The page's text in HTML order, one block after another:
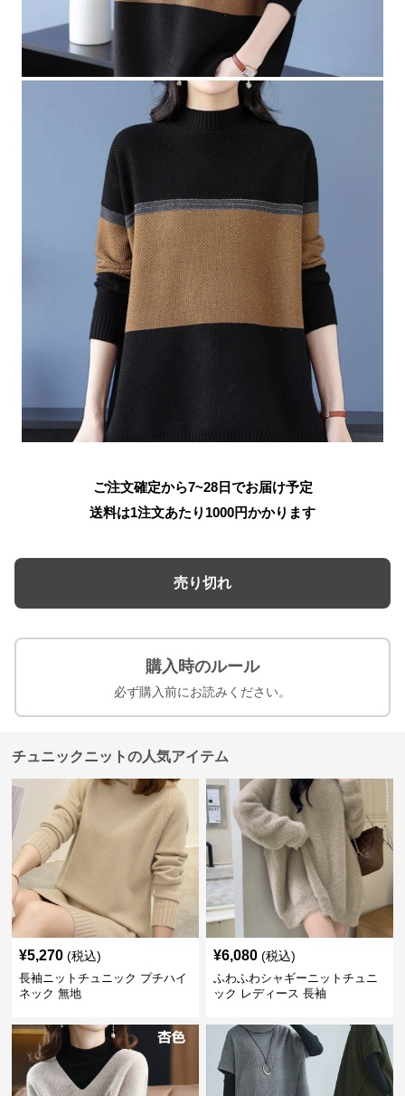
ご注文確定から7~28日でお届け予定
送料は1注文あたり 1000円かかります
売り切れ
購入時のルール
必ず購入前にお読みください。
チュニックニットの人気アイテム
¥5,270 (税込)
長袖ニットチュニック プチハイ
ネック 無地
¥6,080 (税込)
ふわふわシャギーニットチュニ
ック レディース 長袖